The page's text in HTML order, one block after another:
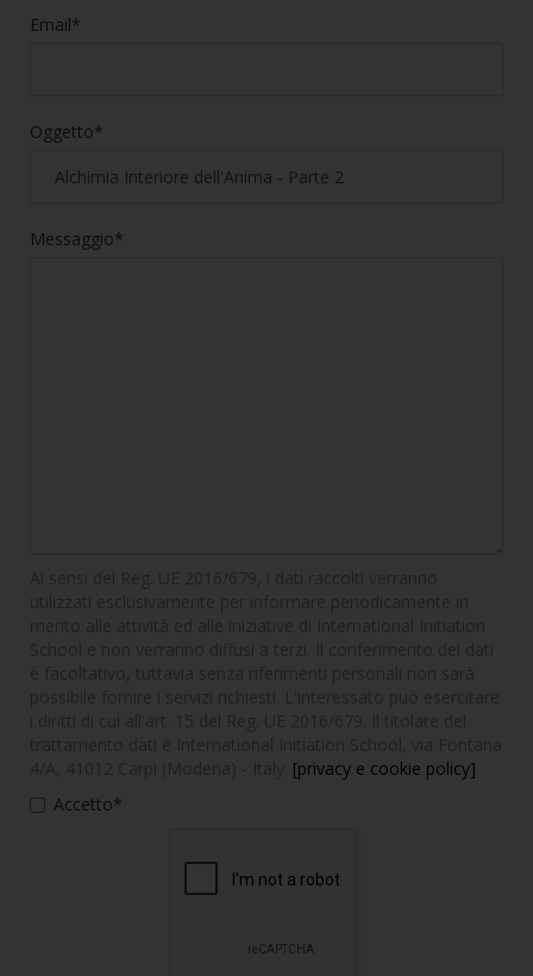
Email*
Oggetto*
Messaggio*
[privacy e cookie policy]
Accetto*